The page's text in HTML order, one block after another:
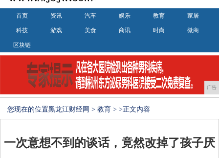
首页 资讯 汽车 娱乐 教育 家居
科技 游戏 美食 商讯 时尚 微商
区块链
广告
您现在的位置黑龙江财经网 > 教育 > >正文内容
一次意想不到的谈话，竟然改掉了孩子厌